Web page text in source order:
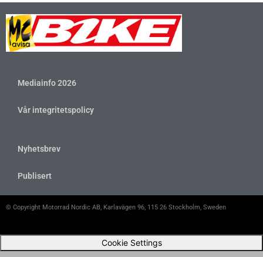
Mediainfo 2026
Vår integritetspolicy
Nyhetsbrev
Publisert
© Copyright Motorrad Nordic AB, Karlavägen 96, 115 26 Stockholm, Sweden
Cookie Settings